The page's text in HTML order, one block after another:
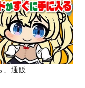
」通販